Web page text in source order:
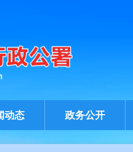
动态 政务公开